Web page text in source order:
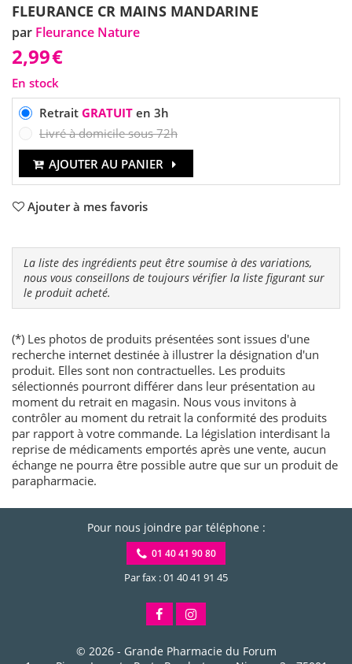
FLEURANCE CR MAINS MANDARINE
par Fleurance Nature
2,99€
En stock
Retrait GRATUITen 3h
Livré à domicile sous 72h
AJOUTER AU PANIER
Ajouter à mes favoris
La liste des ingrédients peut être soumise à des variations,
nous vous conseillons de toujours vérifier la liste figurant sur
le produit acheté.
(*) Les photos de produits présentées sont issues d'une
recherche internet destinée à illustrer la désignation d'un
produit. Elles sont non contractuelles. Les produits
sélectionnés pourront différer dans leur présentation au
moment du retrait en magasin. Nous vous invitons à
contrôler au moment du retrait la conformité des produits
par rapport à votre commande. La législation interdisant la
reprise de médicaments emportés après une vente, aucun
échange ne pourra être possible autre que sur un produit de
parapharmacie.
Pour nous joindre par téléphone :
01 40 41 90 80
Par fax : 01 40 41 91 45
© 2026 - Grande Pharmacie du Forum